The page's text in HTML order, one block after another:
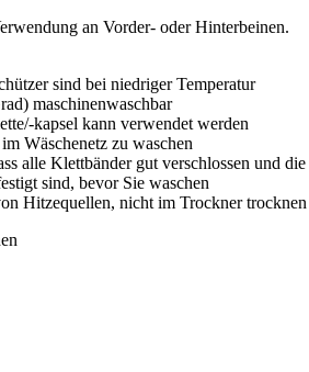
an Vorder- oder Hinterbeinen.
sind bei niedriger Temperatur
maschinenwaschbar
kapsel kann verwendet werden
Wäschenetz zu waschen
alle Klettbänder gut verschlossen und die
sind, bevor Sie waschen
Hitzequellen, nicht im Trockner trocknen